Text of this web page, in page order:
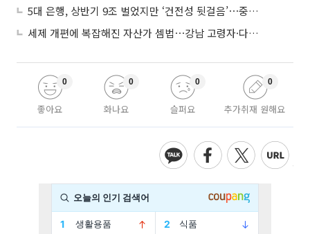
5대 은행, 상반기 9조 벌었지만 ‘건전성 뒷걸음’⋯중기대출 문턱 높아지나
세제 개편에 복잡해진 자산가 셈법⋯강남 고령자·다주택자 ‘자산재편 고심’
좋아요
0
화나요
0
슬퍼요
0
추가취재 원해요
0